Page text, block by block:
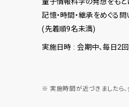
記憶・時間・継承をめぐる
(先着順9名未満)
実施日時 : 会期中、毎日2
実施時間が近づきましたら